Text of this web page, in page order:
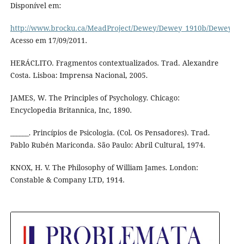
Disponível em:
http://www.brocku.ca/MeadProject/Dewey/Dewey_1910b/
Acesso em 17/09/2011.
HERÁCLITO. Fragmentos contextualizados. Trad. Alexandre
Costa. Lisboa: Imprensa Nacional, 2005.
JAMES, W. The Principles of Psychology. Chicago:
Encyclopedia Britannica, Inc, 1890.
______. Princípios de Psicologia. (Col. Os Pensadores). Trad.
Pablo Rubén Mariconda. São Paulo: Abril Cultural, 1974.
KNOX, H. V. The Philosophy of William James. London:
Constable & Company LTD, 1914.